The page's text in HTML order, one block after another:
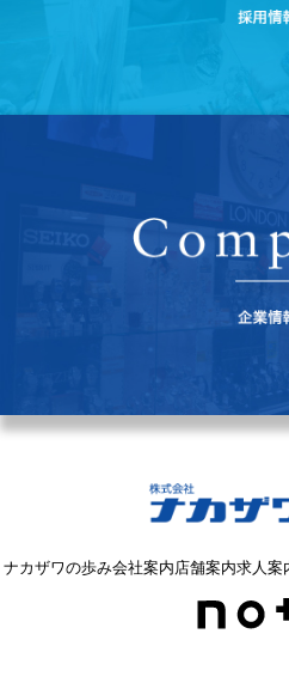
ナカザワの歩み会社案内店舗案内求人案